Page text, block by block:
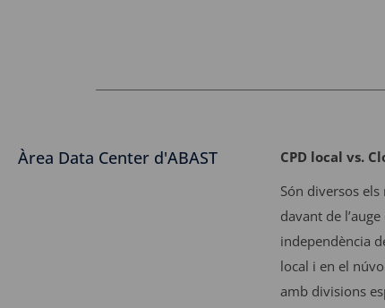
Àrea Data Center d'ABAST
CPD local vs.
Són diversos
davant de
independència
local i en el
amb divisions